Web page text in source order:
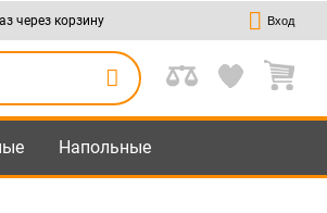
через корзину Вход
Напольные